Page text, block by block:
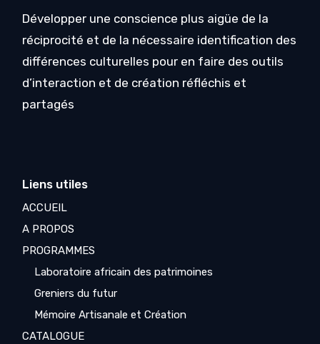
Développer une conscience plus aigüe de la
réciprocité et de la nécessaire identification des
différences culturelles pour en faire des outils
d’interaction et de création réfléchis et
partagés
Liens utiles
ACCUEIL
A PROPOS
PROGRAMMES
Laboratoire africain des patrimoines
Greniers du futur
Mémoire Artisanale et Création
CATALOGUE